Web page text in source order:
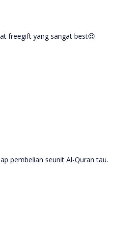
freegift yang sangat best😍
pembelian seunit Al-Quran tau.